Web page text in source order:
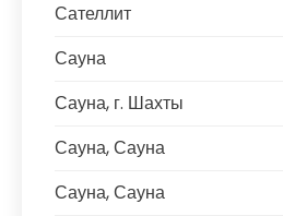
Сателлит
Сауна
Сауна, г. Шахты
Сауна, Сауна
Сауна, Сауна